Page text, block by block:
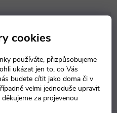
cookies
používáte, přizpůsobujeme
ukázat jen to, co Vás
budete cítit jako doma či v
velmi jednoduše upravit
za projevenou